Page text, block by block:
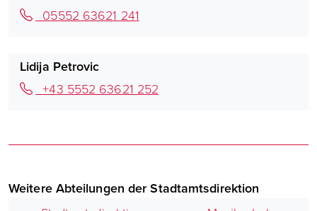
05552 63621 241
Lidija Petrovic
+43 5552 63621 252
Weitere Abteilungen der Stadtamtsdirektion